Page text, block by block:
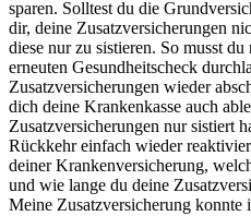
sparen. Solltest du die
dir, deine Zusatzversicherungen
diese nur zu sistieren. So musst
erneuten Gesundheitscheck
Zusatzversicherungen wieder
dich deine Krankenkasse auch
Zusatzversicherungen nur sistiert
Rückkehr einfach wieder
deiner Krankenversicherung,
und wie lange du deine
Meine Zusatzversicherung konnte